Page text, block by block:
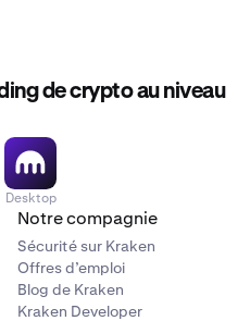
de crypto au niveau
Desktop
Notre compagnie
Sécurité sur Kraken
Offres d’emploi
Blog de Kraken
Kraken Developer